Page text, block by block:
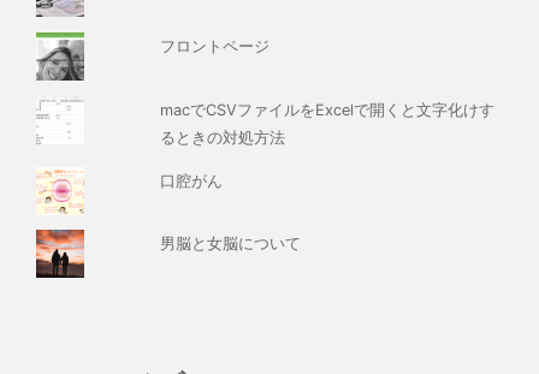
フロントページ
macでCSVファイルをExcelで開くと文字化けす
るときの対処方法
口腔がん
男脳と女脳について